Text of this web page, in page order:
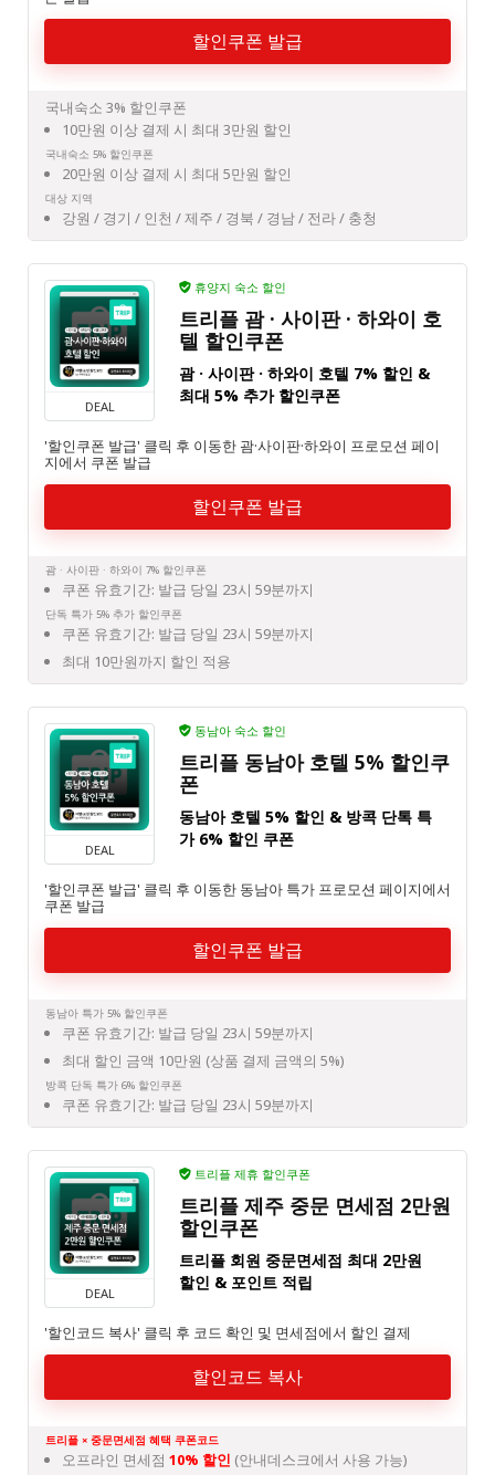
할인쿠폰 발급
국내숙소 3% 할인쿠폰
10만원 이상 결제 시 최대 3만원 할인
국내숙소 5% 할인쿠폰
20만원 이상 결제 시 최대 5만원 할인
대상 지역
강원 / 경기 / 인천 / 제주 / 경북 / 경남 / 전라 / 충청
DEAL
휴양지 숙소 할인
트리플 괌 · 사이판 · 하와이 호
텔 할인쿠폰
괌 · 사이판 · 하와이 호텔 7% 할인 &
최대 5% 추가 할인쿠폰
'할인쿠폰 발급' 클릭 후 이동한 괌·사이판·하와이 프로모션 페이
지에서 쿠폰 발급
할인쿠폰 발급
괌 · 사이판 · 하와이 7% 할인쿠폰
쿠폰 유효기간: 발급 당일 23시 59분까지
단독 특가 5% 추가 할인쿠폰
쿠폰 유효기간: 발급 당일 23시 59분까지
최대 10만원까지 할인 적용
DEAL
동남아 숙소 할인
트리플 동남아 호텔 5% 할인쿠
폰
동남아 호텔 5% 할인 & 방콕 단톡 특
가 6% 할인 쿠폰
'할인쿠폰 발급' 클릭 후 이동한 동남아 특가 프로모션 페이지에서
쿠폰 발급
할인쿠폰 발급
동남아 특가 5% 할인쿠폰
쿠폰 유효기간: 발급 당일 23시 59분까지
최대 할인 금액 10만원 (상품 결제 금액의 5%)
방콕 단독 특가 6% 할인쿠폰
쿠폰 유효기간: 발급 당일 23시 59분까지
DEAL
트리플 제휴 할인쿠폰
트리플 제주 중문 면세점 2만원
할인쿠폰
트리플 회원 중문면세점 최대 2만원
할인 & 포인트 적립
'할인코드 복사' 클릭 후 코드 확인 및 면세점에서 할인 결제
할인코드 복사
트리플 × 중문면세점 혜택 쿠폰코드
오프라인 면세점 10% 할인 (안내데스크에서 사용 가능)